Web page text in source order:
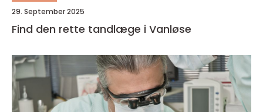
29. September 2025
Find den rette tandlæge i Vanløse